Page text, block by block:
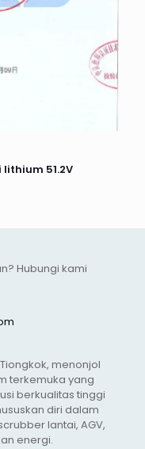
51.2V
Hubungi kami
menonjol
terkemuka yang
berkualitas tinggi
diri dalam
lantai, AGV,
energi.